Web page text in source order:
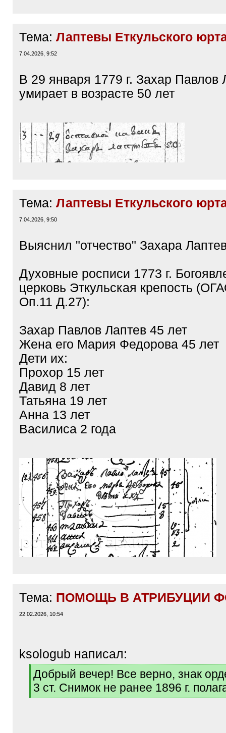
Тема: Лаптевы Еткульского
7.04.2026, 9:52
В 29 января 1779 г. Захар Павлов
умирает в возрасте 50 лет
Тема: Лаптевы Еткульского
7.04.2026, 9:50
Выяснил "отчество" Захара
Духовные росписи 1773 г.
церковь Эткульская крепость
Оп.11 Д.27):
Захар Павлов Лаптев 45 лет
Жена его Мария Федорова 45 лет
Дети их:
Прохор 15 лет
Давид 8 лет
Татьяна 19 лет
Анна 13 лет
Василиса 2 года
Тема: ПОМОЩЬ В АТРИБУЦИИ
22.02.2026, 10:54
ksologub написал:
q
]
Добрый вечер! Все верно, знак
3 ст. Снимок не ранее 1896 г.
[